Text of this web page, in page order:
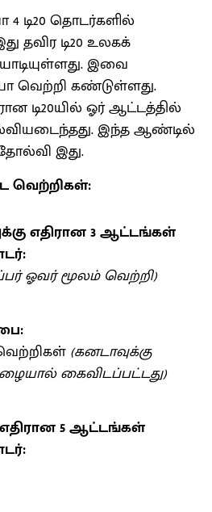
டி20 தொடர்களில்
தவிர டி20 உலகக்
இவை
வெற்றி கண்டுள்ளது.
டி20யில் ஓர் ஆட்டத்தில்
இந்த ஆண்டில்
இது.
வெற்றிகள்:
எதிரான 3 ஆட்டங்கள்
ஓவர் மூலம் வெற்றி)
(கனடாவுக்கு
கைவிடப்பட்டது)
எதிரான 5 ஆட்டங்கள்